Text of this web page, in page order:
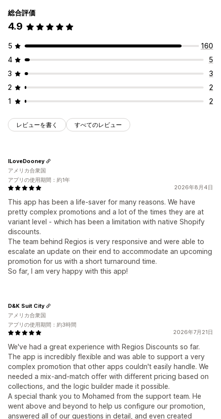
総合評価
4.9
5
160
4
5
3
3
2
2
1
2
レビューを書く すべてのレビュー
2026年8月4日
This app has been a life-saver for many reasons. We have
pretty complex promotions and a lot of the times they are at
variant level - which has been a limitation with native Shopify
discounts.
The team behind Regios is very responsive and were able to
escalate an update on their end to accommodate an upcoming
promotion for us with a short turnaround time.
So far, I am very happy with this app!
ILoveDooney
アメリカ合衆国
アプリの使用期間：約1年
2026年7月21日
We've had a great experience with Regios Discounts so far.
The app is incredibly flexible and was able to support a very
complex promotion that other apps couldn't easily handle. We
needed a mix-and-match offer with different pricing based on
collections, and the logic builder made it possible.
A special thank you to Mohamed from the support team. He
went above and beyond to help us configure our promotion,
answered all of our questions in detail, and even created
D&K Suit City
アメリカ合衆国
アプリの使用期間：約3時間